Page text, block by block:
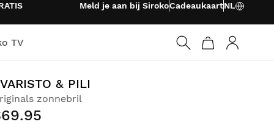
Meld je aan bij SirokoCadeaukaartNL
TV
& PILI
zonnebril